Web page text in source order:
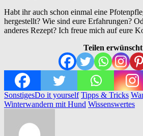
Habt ihr auch schon einmal eine
hergestellt? Wie sind eure Erfahrungen?
anderes Rezept? Ich freue mich auf eure
Teilen
SonstigesDo it yourself Tipps & Tricks
Winterwandern mit Hund Wissenswertes